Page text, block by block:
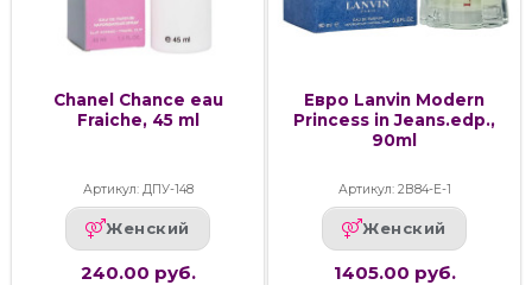
Chanel Chance eau
Fraiche, 45 ml
Артикул: ДПУ-148
Женский
240.00 руб.
Евро Lanvin Modern
Princess in Jeans.edp.,
90ml
Артикул: 2В84-Е-1
Женский
1405.00 руб.